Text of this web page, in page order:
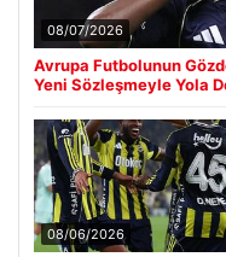
08/07/2026
Avrupa Futbolunun
Yeni Sözleşmeyle Yola
08/06/2026